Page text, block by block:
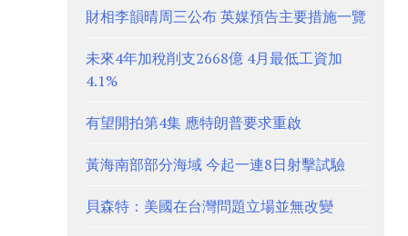
財相李韻晴周三公布 英媒預告主要措施一覽
未來4年加稅削支2668億 4月最低工資加
4.1%
有望開拍第4集 應特朗普要求重啟
黃海南部部分海域 今起一連8日射擊試驗
貝森特：美國在台灣問題立場並無改變